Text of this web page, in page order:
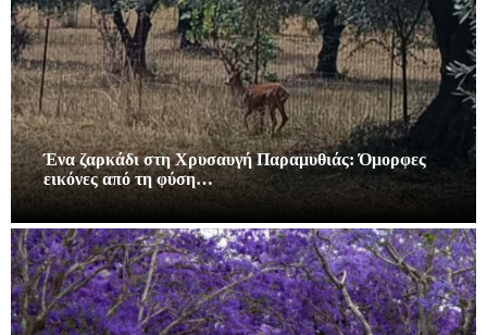
Ένα ζαρκάδι στη Χρυσαυγή Παραμυθιάς: Όμορφες
εικόνες από τη φύση…